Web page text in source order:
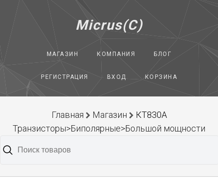
Micrus(C)
МАГАЗИН КОМПАНИЯ БЛОГ
РЕГИСТРАЦИЯ ВХОД КОРЗИНА
Главная Магазин
КТ830А
Транзисторы>Биполярные>Большой мощности